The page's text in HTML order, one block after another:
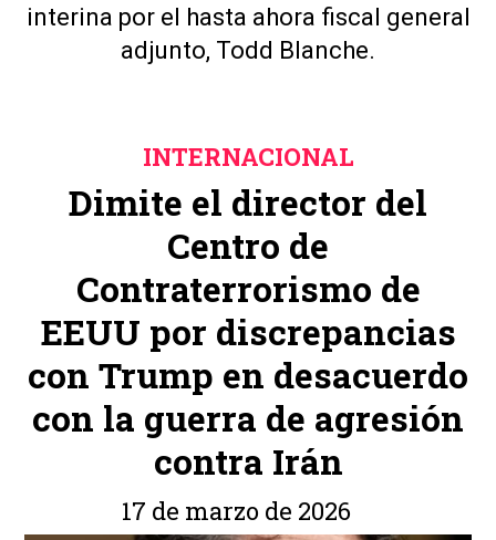
interina por el hasta ahora fiscal general
adjunto, Todd Blanche.
Dimite el director del
Centro de
Contraterrorismo de
EEUU por discrepancias
con Trump en desacuerdo
con la guerra de agresión
contra Irán
INTERNACIONAL
17 de marzo de 2026